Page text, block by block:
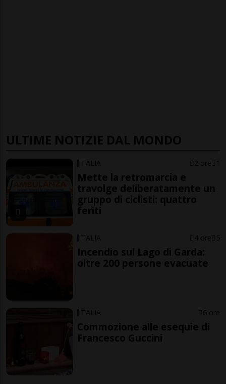
ULTIME NOTIZIE DAL MONDO
ITALIA 2 ore 1
Mette la retromarcia e
travolge deliberatamente un
gruppo di ciclisti: quattro
feriti
ITALIA 4 ore 5
Incendio sul Lago di Garda:
oltre 200 persone evacuate
ITALIA 6 ore
Commozione alle esequie di
Francesco Guccini